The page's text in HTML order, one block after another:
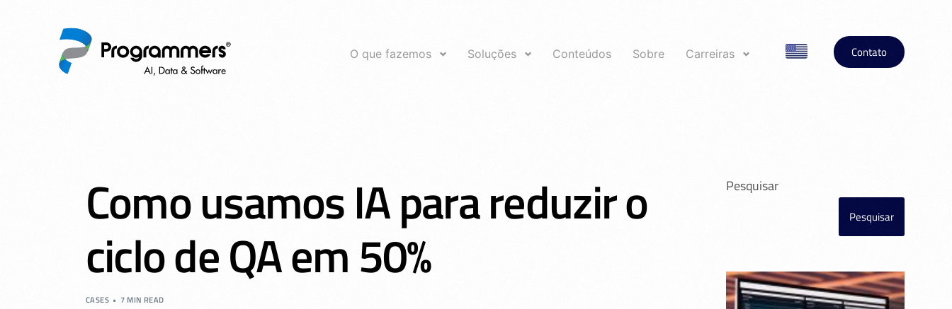
O que fazemos Soluções Conteúdos Sobre Carreiras Contato
Como usamos IA para reduzir o
ciclo de QA em 50%
CASES 7 MIN READ
Pesquisar
Pesquisar